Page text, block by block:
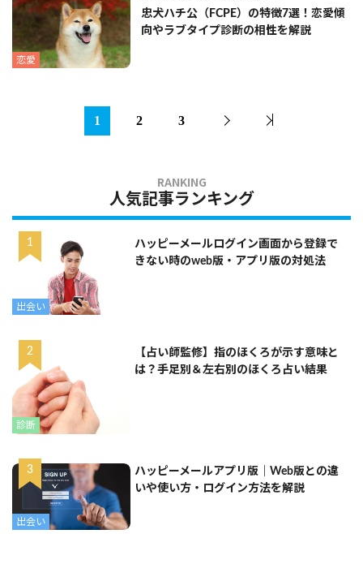
恋愛
忠犬ハチ公（FCPE）の特徴7選！恋愛傾
向やラブタイプ診断の相性を解説
1 2 3
人気記事ランキング
出会い
ハッピーメールログイン画面から登録で
きない時のweb版・アプリ版の対処法
診断
【占い師監修】指のほくろが示す意味と
は？手足別＆左右別のほくろ占い結果
出会い
ハッピーメールアプリ版｜Web版との違
いや使い方・ログイン方法を解説